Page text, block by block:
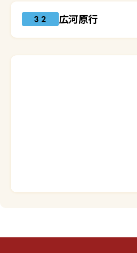
３２ 広河原行